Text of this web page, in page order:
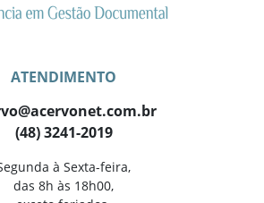
ATENDIMENTO
(48) 3241-2019
à Sexta-feira,
das 8h às 18h00,